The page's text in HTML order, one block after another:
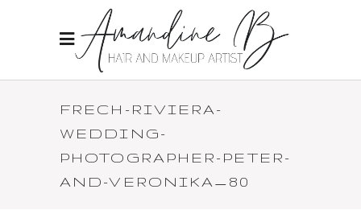
FRECH-RIVIERA-
WEDDING-
PHOTOGRAPHER-PETER-
AND-VERONIKA_80